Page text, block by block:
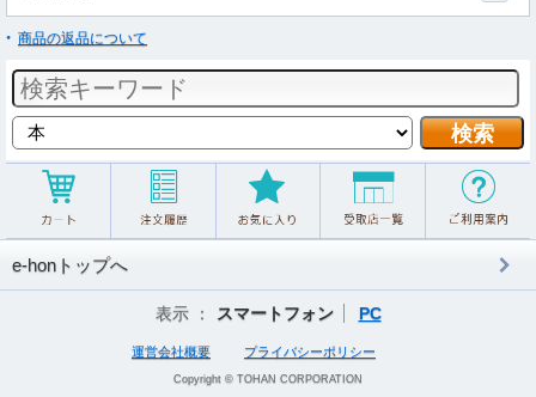
商品の返品について
e-honトップへ
表示 ： スマートフォン PC
運営会社概要 プライバシーポリシー
Copyright © TOHAN CORPORATION